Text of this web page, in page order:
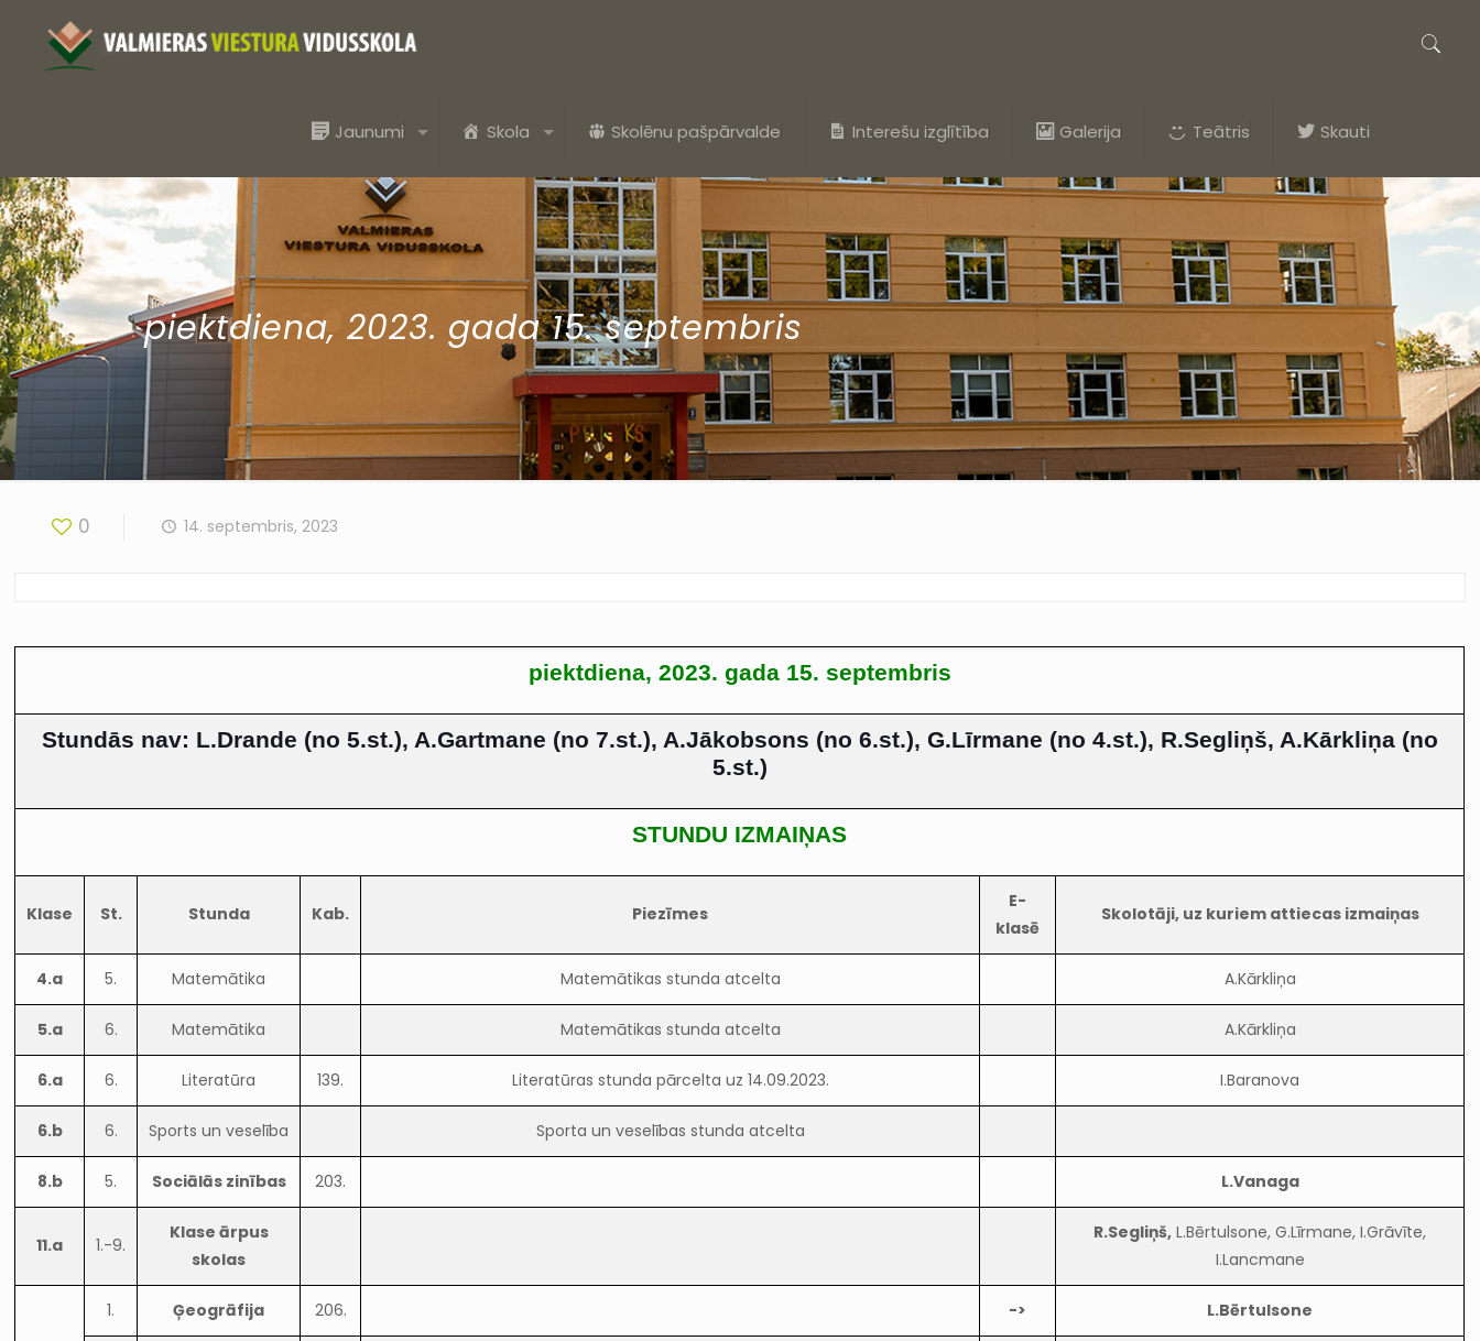
Jaunumi Skola Skolēnu pašpārvalde Interešu izglītība Galerija Teātris Skauti
piektdiena, 2023. gada 15. septembris
0 14. septembris, 2023
piektdiena, 2023. gada 15. septembris
Stundās nav: L.Drande (no 5.st.), A.Gartmane (no 7.st.), A.Jākobsons (no 6.st.), G.Līrmane (no 4.st.), R.Segliņš, A.Kārkliņa (no
5.st.)
STUNDU IZMAIŅAS
Klase St. Stunda Kab. Piezīmes
E-
klasē
Skolotāji, uz kuriem attiecas izmaiņas
4.a 5. Matemātika Matemātikas stunda atcelta A.Kārkliņa
5.a 6. Matemātika Matemātikas stunda atcelta A.Kārkliņa
6.a 6. Literatūra 139. Literatūras stunda pārcelta uz 14.09.2023. I.Baranova
6.b 6. Sports un veselība Sporta un veselības stunda atcelta
8.b 5. Sociālās zinības 203. L.Vanaga
11.a 1.-9.
Klase ārpus
skolas
R.Segliņš, L.Bērtulsone, G.Līrmane, I.Grāvīte,
I.Lancmane
1. Ģeogrāfija 206. -> L.Bērtulsone